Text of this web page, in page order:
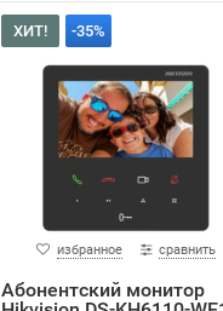
ХИТ! -35%
избранное сравнить
Абонентский монитор